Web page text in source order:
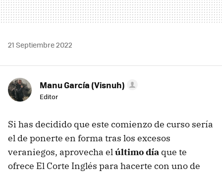
21 Septiembre 2022
Manu García (Visnuh)
Editor
Si has decidido que este comienzo de curso sería
el de ponerte en forma tras los excesos
veraniegos, aprovecha elúltimo día que te
ofrece El Corte Inglés para hacerte con uno de